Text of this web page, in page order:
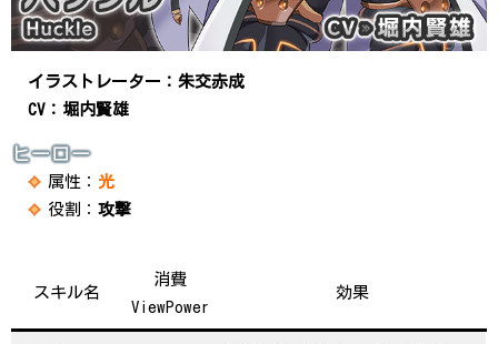
イラストレーター：朱交赤成
CV：堀内賢雄
ヒーロー
属性： 光
役割： 攻撃
スキル名
消費
ViewPower
効果